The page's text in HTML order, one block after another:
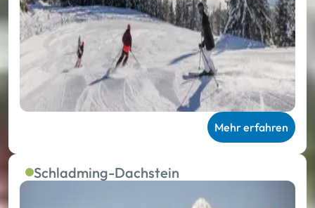
Mehr erfahren
Schladming-Dachstein